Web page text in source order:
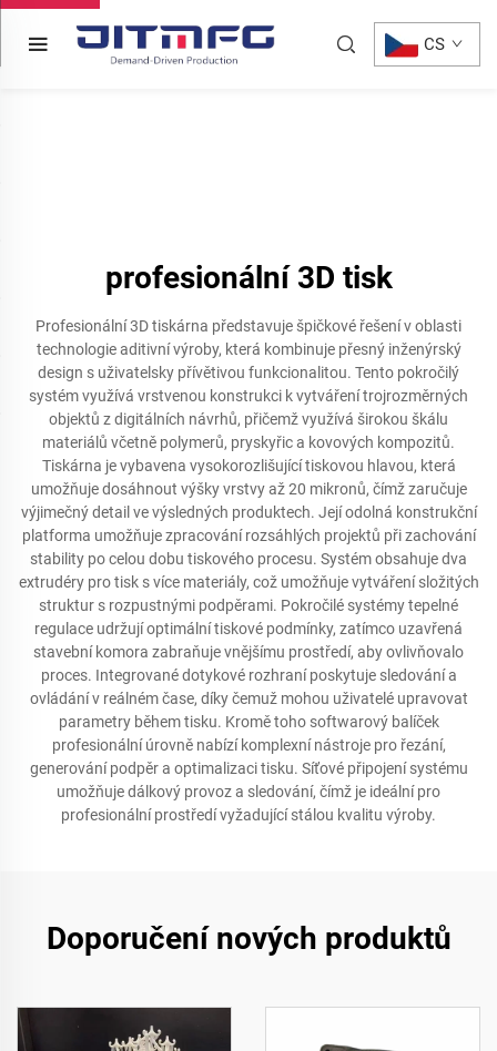
CS
profesionální 3D tisk
Profesionální 3D tiskárna představuje špičkové řešení v oblasti
technologie aditivní výroby, která kombinuje přesný inženýrský
design s uživatelsky přívětivou funkcionalitou. Tento pokročilý
systém využívá vrstvenou konstrukci k vytváření trojrozměrných
objektů z digitálních návrhů, přičemž využívá širokou škálu
materiálů včetně polymerů, pryskyřic a kovových kompozitů.
Tiskárna je vybavena vysokorozlišující tiskovou hlavou, která
umožňuje dosáhnout výšky vrstvy až 20 mikronů, čímž zaručuje
výjimečný detail ve výsledných produktech. Její odolná konstrukční
platforma umožňuje zpracování rozsáhlých projektů při zachování
stability po celou dobu tiskového procesu. Systém obsahuje dva
extrudéry pro tisk s více materiály, což umožňuje vytváření složitých
struktur s rozpustnými podpěrami. Pokročilé systémy tepelné
regulace udržují optimální tiskové podmínky, zatímco uzavřená
stavební komora zabraňuje vnějšímu prostředí, aby ovlivňovalo
proces. Integrované dotykové rozhraní poskytuje sledování a
ovládání v reálném čase, díky čemuž mohou uživatelé upravovat
parametry během tisku. Kromě toho softwarový balíček
profesionální úrovně nabízí komplexní nástroje pro řezání,
generování podpěr a optimalizaci tisku. Síťové připojení systému
umožňuje dálkový provoz a sledování, čímž je ideální pro
profesionální prostředí vyžadující stálou kvalitu výroby.
Doporučení nových produktů